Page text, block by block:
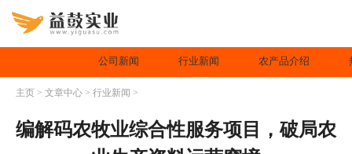
公司新闻 行业新闻 农产品介绍
主页 > 文章中心 > 行业新闻 >
编解码农牧业综合性服务项目，破局农